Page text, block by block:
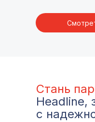
Стань
Headline,
с